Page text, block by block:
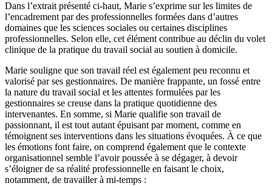
Dans l’extrait présenté ci-haut, Marie s’exprime sur les limites de
l’encadrement par des professionnelles formées dans d’autres
domaines que les sciences sociales ou certaines disciplines
professionnelles. Selon elle, cet élément contribue au déclin du volet
clinique de la pratique du travail social au soutien à domicile.
Marie souligne que son travail réel est également peu reconnu et
valorisé par ses gestionnaires. De manière frappante, un fossé entre
la nature du travail social et les attentes formulées par les
gestionnaires se creuse dans la pratique quotidienne des
intervenantes. En somme, si Marie qualifie son travail de
passionnant, il est tout autant épuisant par moment, comme en
témoignent ses interventions dans les situations évoquées. À ce que
les émotions font faire, on comprend également que le contexte
organisationnel semble l’avoir poussée à se dégager, à devoir
s’éloigner de sa réalité professionnelle en faisant le choix,
notamment, de travailler à mi-temps :